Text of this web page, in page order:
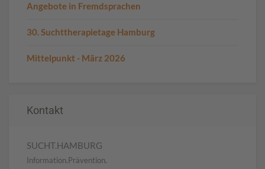
Angebote in Fremdsprachen
30. Suchttherapietage Hamburg
Mittelpunkt - März 2026
Kontakt
SUCHT.HAMBURG
Information.Prävention.